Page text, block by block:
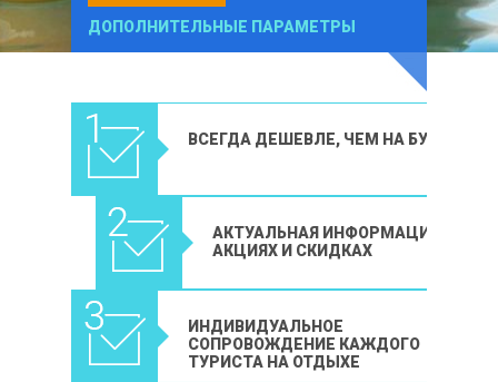
ДОПОЛНИТЕЛЬНЫЕ ПАРАМЕТРЫ
ВСЕГДА ДЕШЕВЛЕ, ЧЕМ НА БУКИНГЕ
АКТУАЛЬНАЯ ИНФОРМАЦИЯ ОБ
АКЦИЯХ И СКИДКАХ
ИНДИВИДУАЛЬНОЕ
СОПРОВОЖДЕНИЕ КАЖДОГО
ТУРИСТА НА ОТДЫХЕ